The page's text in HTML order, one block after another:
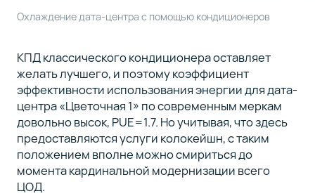
Охлаждение дата-центра с помощью кондиционеров
КПД классического кондиционера оставляет
желать лучшего, и поэтому коэффициент
эффективности использования энергии для дата-
центра «Цветочная 1» по современным меркам
довольно высок, PUE=1.7. Но учитывая, что здесь
предоставляются услуги колокейшн, с таким
положением вполне можно смириться до
момента кардинальной модернизации всего
ЦОД.